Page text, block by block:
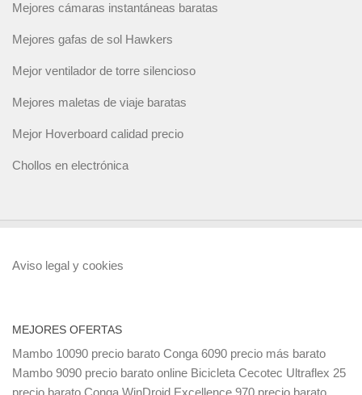
Mejores cámaras instantáneas baratas
Mejores gafas de sol Hawkers
Mejor ventilador de torre silencioso
Mejores maletas de viaje baratas
Mejor Hoverboard calidad precio
Chollos en electrónica
Aviso legal y cookies
MEJORES OFERTAS
Mambo 10090 precio barato Conga 6090 precio más barato
Mambo 9090 precio barato online Bicicleta Cecotec Ultraflex 25